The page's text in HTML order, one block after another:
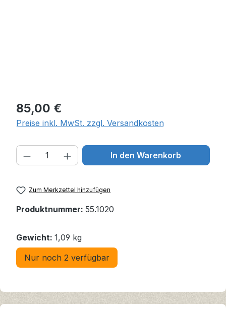
Regulärer Preis:
85,00 €
Preise inkl. MwSt. zzgl. Versandkosten
Produkt Anzahl: Gib den
In den Warenkorb
Zum Merkzettel hinzufügen
Produktnummer: 55.1020
Gewicht: 1,09 kg
Nur noch 2 verfügbar